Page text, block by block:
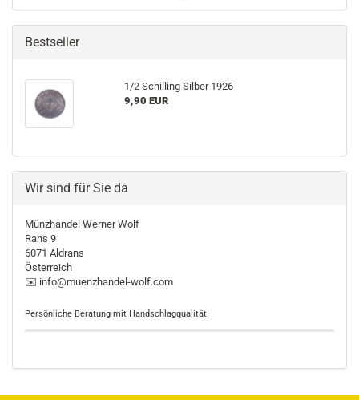
Bestseller
1/2 Schilling Silber 1926
9,90 EUR
Wir sind für Sie da
Münzhandel Werner Wolf
Rans 9
6071 Aldrans
Österreich
✉️ info@muenzhandel-wolf.com
Persönliche Beratung mit Handschlagqualität